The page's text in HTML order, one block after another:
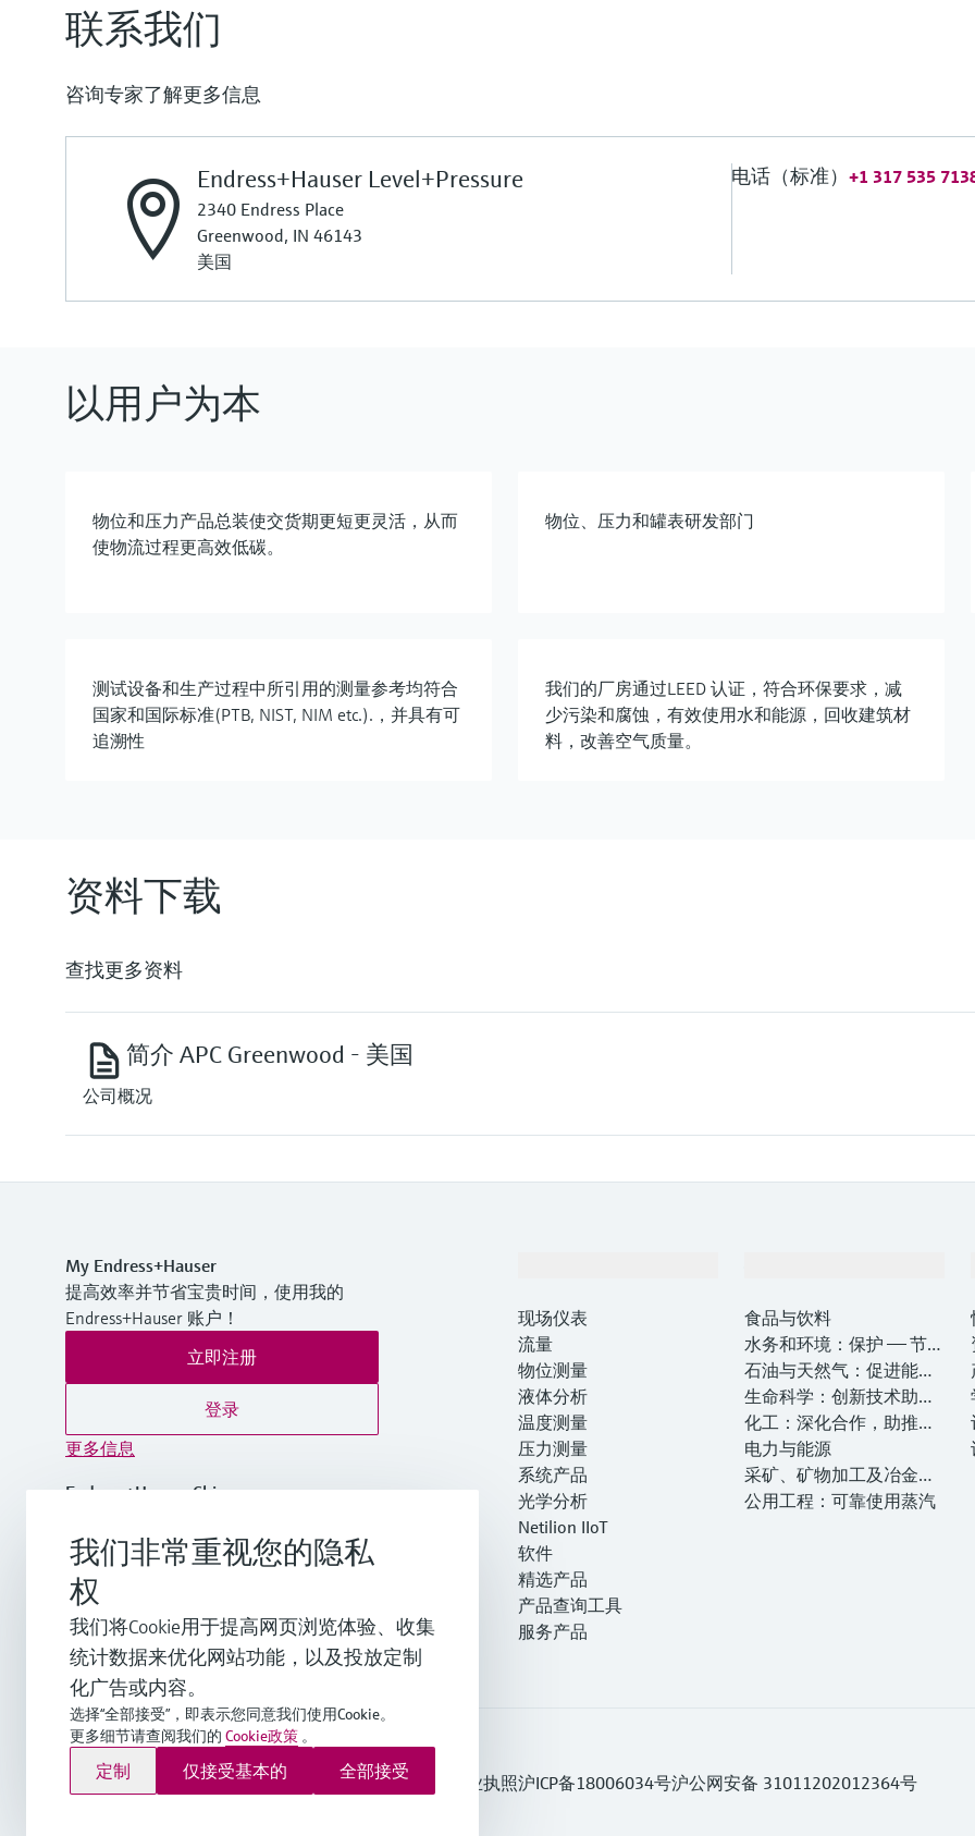
联系我们
咨询专家了解更多信息
Endress+Hauser Level+Pressure
2340 Endress Place
Greenwood, IN 46143
美国
电话（标准）+1 317 535
以用户为本
物位和压力产品总装使交货期更短更灵活，从而
使物流过程更高效低碳。
物位、压力和罐表研发部门
测试设备和生产过程中所引用的测量参考均符合
国家和国际标准(PTB, NIST, NIM etc.).，并具有可
追溯性
我们的厂房通过LEED 认证，符合环保要求，减
少污染和腐蚀，有效使用水和能源，回收建筑材
料，改善空气质量。
资料下载
查找更多资料
简介 APC Greenwood - 美国
公司概况
My Endress+Hauser
提高效率并节省宝贵时间，使用我的
Endress+Hauser 账户！
立即注册
登录
更多信息
Endress+Hauser China
+86-21-2403 9600
info.cn@endress.com
现场仪表
流量
物位测量
液体分析
温度测量
压力测量
系统产品
光学分析
Netilion IIoT
软件
精选产品
产品查询工具
服务产品
食品与饮料
水务和环境：保护 —— 节约
—— 提高
石油与天然气：促进能源
转型，实现净零目标
生命科学：创新技术助推
卓越运营
化工：深化合作，助推可
持续成功
电力与能源
采矿、矿物加工及冶金：
打造可持续的未来
公用工程：可靠使用蒸汽
Endress+Hauser Group Services AG ©版权所有
版本说明
使用条款数据保护通用条款与条件规范及营业执照沪ICP备18006034号沪公网安备 31011202012364号
我们非常重视您的隐私
权
我们将Cookie用于提高网页浏览体验、收集
统计数据来优化网站功能，以及投放定制
化广告或内容。
选择“全部接受”，即表示您同意我们使用Cookie。
更多细节请查阅我们的 Cookie政策 。
定制 仅接受基本的 全部接受